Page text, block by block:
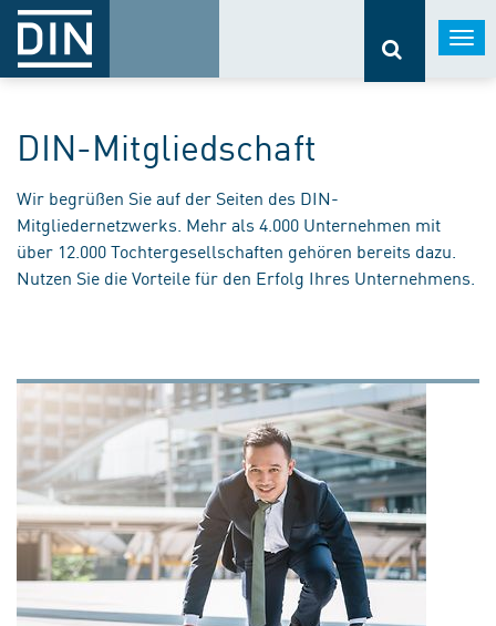
DIN-Mitgliedschaft
Wir begrüßen Sie auf der Seiten des DIN-
Mitgliedernetzwerks. Mehr als 4.000 Unternehmen mit
über 12.000 Tochtergesellschaften gehören bereits dazu.
Nutzen Sie die Vorteile für den Erfolg Ihres Unternehmens.